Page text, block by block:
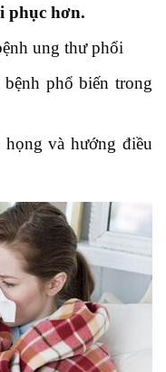
phục hơn.
ung thư phổi
phổ biến trong
và hướng điều